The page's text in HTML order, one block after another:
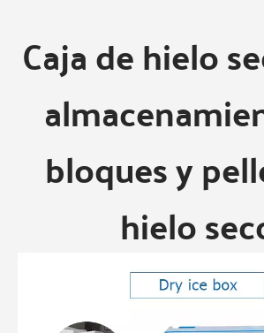
Caja de hielo
bloques y
hielo